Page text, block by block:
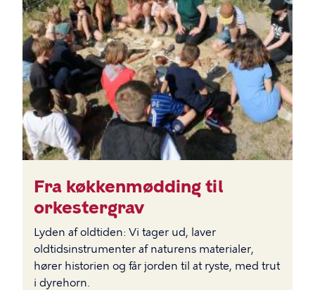
Fra køkkenmødding til
orkestergrav
Lyden af oldtiden: Vi tager ud, laver
oldtidsinstrumenter af naturens materialer,
hører historien og får jorden til at ryste, med trut
i dyrehorn.